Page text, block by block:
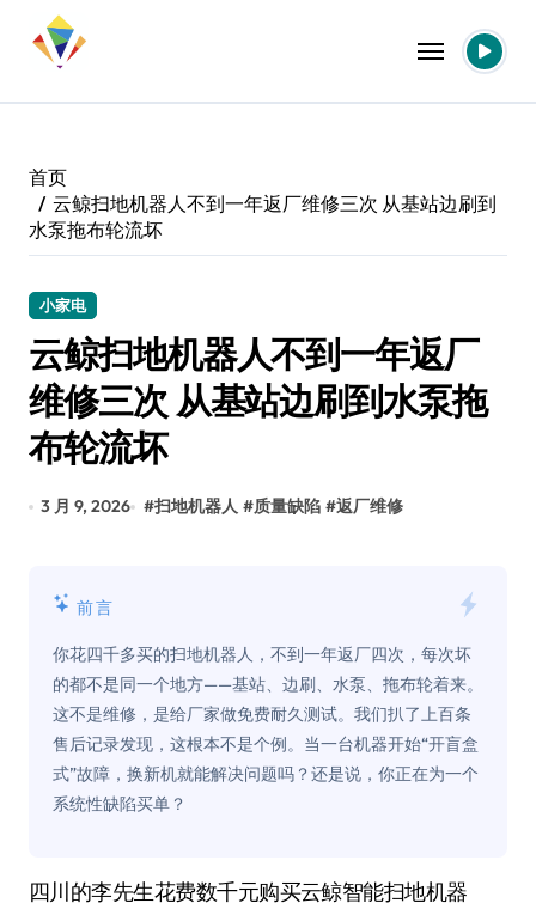
首页
云鲸扫地机器人不到一年返厂维修三次 从基站边刷到
水泵拖布轮流坏
小家电
云鲸扫地机器人不到一年返厂
维修三次 从基站边刷到水泵拖
布轮流坏
3 月 9, 2026 #扫地机器人 #质量缺陷 #返厂维修
前言
你花四千多买的扫地机器人，不到一年返厂四次，每次坏
的都不是同一个地方——基站、边刷、水泵、拖布轮着来。
这不是维修，是给厂家做免费耐久测试。我们扒了上百条
售后记录发现，这根本不是个例。当一台机器开始“开盲盒
式”故障，换新机就能解决问题吗？还是说，你正在为一个
系统性缺陷买单？
四川的李先生花费数千元购买云鲸智能扫地机器